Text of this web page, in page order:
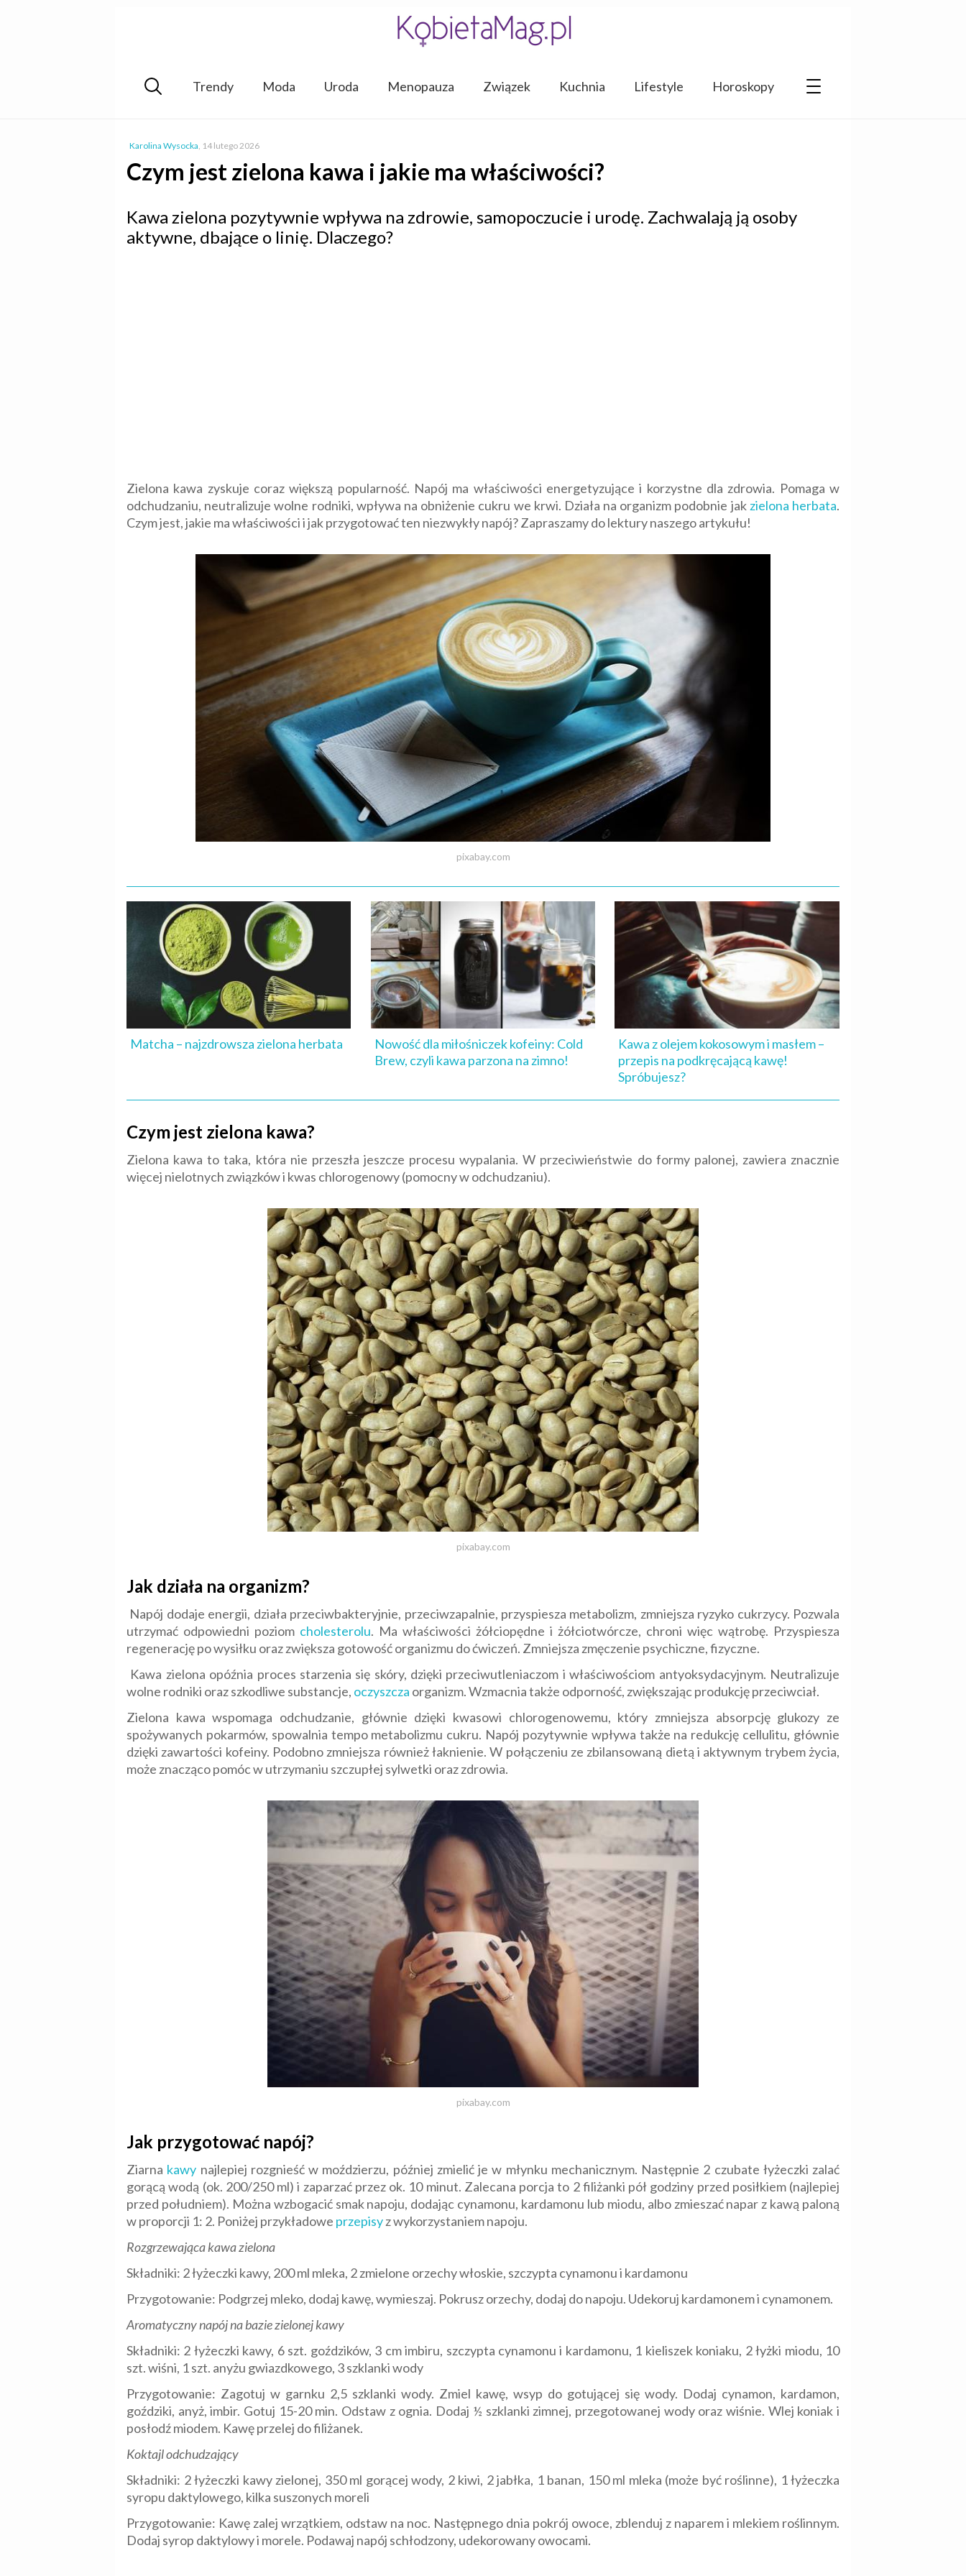
Trendy Moda Uroda Menopauza Związek Kuchnia Lifestyle Horoskopy
Karolina Wysocka, 14 lutego 2026
Czym jest zielona kawa i jakie ma właściwości?
Kawa zielona pozytywnie wpływa na zdrowie, samopoczucie i urodę. Zachwalają ją osoby
aktywne, dbające o linię. Dlaczego?
Zielona kawa zyskuje coraz większą popularność. Napój ma właściwości energetyzujące i korzystne dla zdrowia. Pomaga w
odchudzaniu, neutralizuje wolne rodniki, wpływa na obniżenie cukru we krwi. Działa na organizm podobnie jak zielona herbata.
Czym jest, jakie ma właściwości i jak przygotować ten niezwykły napój? Zapraszamy do lektury naszego artykułu!
pixabay.com
Matcha – najzdrowsza zielona herbata
Nowość dla miłośniczek kofeiny: Cold
Brew, czyli kawa parzona na zimno!
Kawa z olejem kokosowym i masłem –
przepis na podkręcającą kawę!
Spróbujesz?
Czym jest zielona kawa?
Zielona kawa to taka, która nie przeszła jeszcze procesu wypalania. W przeciwieństwie do formy palonej, zawiera znacznie
więcej nielotnych związków i kwas chlorogenowy (pomocny w odchudzaniu).
pixabay.com
Jak działa na organizm?
Napój dodaje energii, działa przeciwbakteryjnie, przeciwzapalnie, przyspiesza metabolizm, zmniejsza ryzyko cukrzycy. Pozwala
utrzymać odpowiedni poziom cholesterolu. Ma właściwości żółciopędne i żółciotwórcze, chroni więc wątrobę. Przyspiesza
regenerację po wysiłku oraz zwiększa gotowość organizmu do ćwiczeń. Zmniejsza zmęczenie psychiczne, fizyczne.
Kawa zielona opóźnia proces starzenia się skóry, dzięki przeciwutleniaczom i właściwościom antyoksydacyjnym. Neutralizuje
wolne rodniki oraz szkodliwe substancje, oczyszcza organizm. Wzmacnia także odporność, zwiększając produkcję przeciwciał.
Zielona kawa wspomaga odchudzanie, głównie dzięki kwasowi chlorogenowemu, który zmniejsza absorpcję glukozy ze
spożywanych pokarmów, spowalnia tempo metabolizmu cukru. Napój pozytywnie wpływa także na redukcję cellulitu, głównie
dzięki zawartości kofeiny. Podobno zmniejsza również łaknienie. W połączeniu ze zbilansowaną dietą i aktywnym trybem życia,
może znacząco pomóc w utrzymaniu szczupłej sylwetki oraz zdrowia.
pixabay.com
Jak przygotować napój?
Ziarna kawy najlepiej rozgnieść w moździerzu, później zmielić je w młynku mechanicznym. Następnie 2 czubate łyżeczki zalać
gorącą wodą (ok. 200/250 ml) i zaparzać przez ok. 10 minut. Zalecana porcja to 2 filiżanki pół godziny przed posiłkiem (najlepiej
przed południem). Można wzbogacić smak napoju, dodając cynamonu, kardamonu lub miodu, albo zmieszać napar z kawą paloną
w proporcji 1: 2. Poniżej przykładowe przepisyz wykorzystaniem napoju.
Rozgrzewająca kawa zielona
Składniki: 2 łyżeczki kawy, 200 ml mleka, 2 zmielone orzechy włoskie, szczypta cynamonu i kardamonu
Przygotowanie: Podgrzej mleko, dodaj kawę, wymieszaj. Pokrusz orzechy, dodaj do napoju. Udekoruj kardamonem i cynamonem.
Aromatyczny napój na bazie zielonej kawy
Składniki: 2 łyżeczki kawy, 6 szt. goździków, 3 cm imbiru, szczypta cynamonu i kardamonu, 1 kieliszek koniaku, 2 łyżki miodu, 10
szt. wiśni, 1 szt. anyżu gwiazdkowego, 3 szklanki wody
Przygotowanie: Zagotuj w garnku 2,5 szklanki wody. Zmiel kawę, wsyp do gotującej się wody. Dodaj cynamon, kardamon,
goździki, anyż, imbir. Gotuj 15-20 min. Odstaw z ognia. Dodaj ½ szklanki zimnej, przegotowanej wody oraz wiśnie. Wlej koniak i
posłodź miodem. Kawę przelej do filiżanek.
Koktajl odchudzający
Składniki: 2 łyżeczki kawy zielonej, 350 ml gorącej wody, 2 kiwi, 2 jabłka, 1 banan, 150 ml mleka (może być roślinne), 1 łyżeczka
syropu daktylowego, kilka suszonych moreli
Przygotowanie: Kawę zalej wrzątkiem, odstaw na noc. Następnego dnia pokrój owoce, zblenduj z naparem i mlekiem roślinnym.
Dodaj syrop daktylowy i morele. Podawaj napój schłodzony, udekorowany owocami.